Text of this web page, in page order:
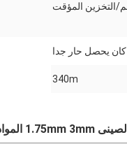
كان يحصل حار جدا
340m